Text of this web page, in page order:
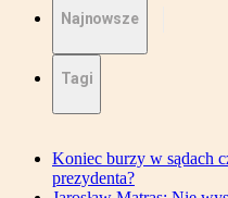
Najnowsze
Tagi
Koniec burzy w sądach
prezydenta?